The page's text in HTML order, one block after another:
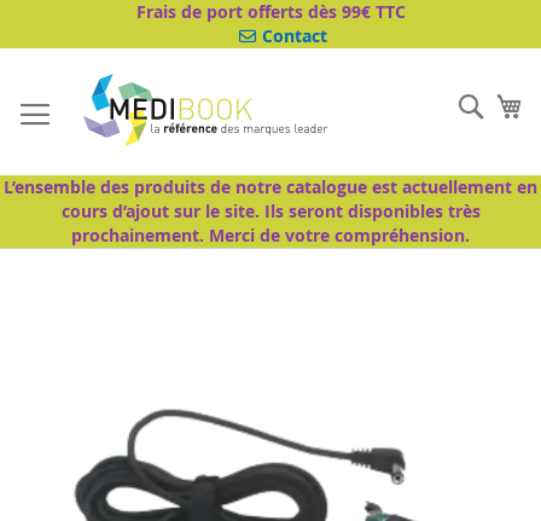
Frais de port offerts dès 99€ TTC
Contact
L’ensemble des produits de notre catalogue est actuellement en
cours d’ajout sur le site. Ils seront disponibles très
prochainement. Merci de votre compréhension.